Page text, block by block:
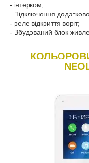
- інтерком;
- Підключення
- реле відкриття воріт;
- Вбудований блок